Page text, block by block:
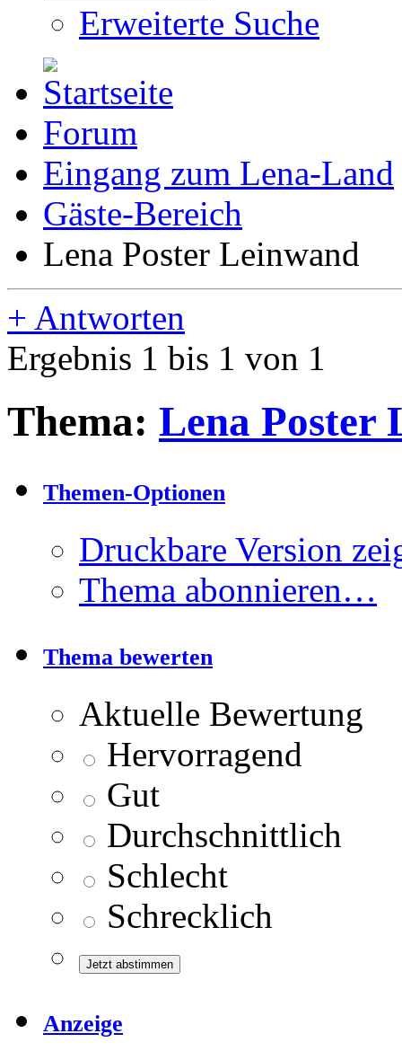
Erweiterte Suche
Forum
Eingang zum Lena-Land
Gäste-Bereich
Lena Poster Leinwand
+ Antworten
Ergebnis 1 bis 1 von 1
Thema: Lena Poster
Themen-Optionen
Druckbare Version
Thema abonnieren…
Thema bewerten
Aktuelle Bewertung
Hervorragend
Gut
Durchschnittlich
Schlecht
Schrecklich
Anzeige